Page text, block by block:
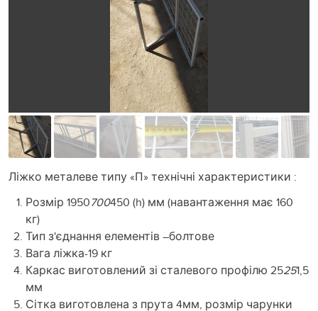
Ліжко металеве типу «П» технічні характеристики :
Розмір 1950700450 (h) мм (навантаження має 160
кг)
Тип з'єднання елементів –болтове
Вага ліжка-19 кг
Каркас виготовлений зі сталевого профілю 25251,5
мм
Сітка виготовлена з прута 4мм, розмір чарунки